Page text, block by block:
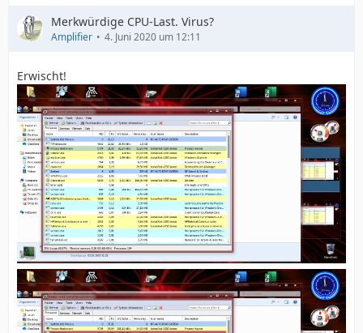
Merkwürdige CPU-Last. Virus?
Amplifier 4. Juni 2020 um 12:11
Erwischt!